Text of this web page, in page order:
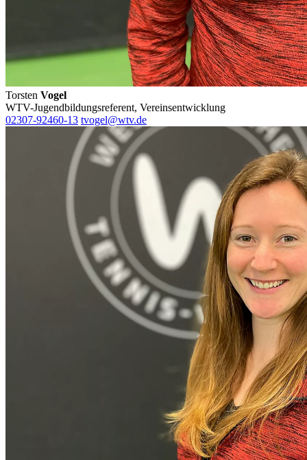
Torsten Vogel
WTV-Jugendbildungsreferent, Vereinsentwicklung
02307-92460-13 tvogel@wtv.de